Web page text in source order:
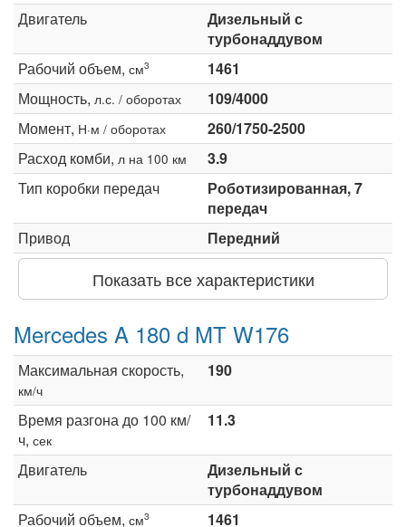
Двигатель
Дизельный с
турбонаддувом
Рабочий объем, см3
1461
Мощность, л.с. / оборотах
109/4000
Момент, Н·м / оборотах
260/1750-2500
Расход комби, л на 100 км
3.9
Тип коробки передач
Роботизированная, 7
передач
Привод
Передний
Показать все характеристики
Mercedes A 180 d MT W176
Максимальная скорость,
км/ч
190
Время разгона до 100 км/
ч, сек
11.3
Двигатель
Дизельный с
турбонаддувом
Рабочий объем, см3 1461